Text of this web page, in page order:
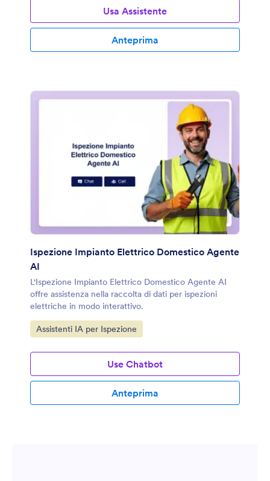
Usa Assistente
Anteprima
Ispezione Impianto Elettrico Domestico Agente
AI
L'Ispezione Impianto Elettrico Domestico Agente AI
offre assistenza nella raccolta di dati per ispezioni
elettriche in modo interattivo.
Vai alla Categoria:
Assistenti IA per Ispezione
Use Chatbot
Anteprima